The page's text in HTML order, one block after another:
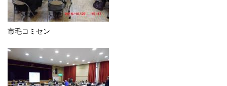
市毛コミセン